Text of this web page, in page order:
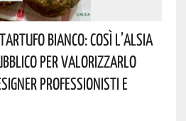
Bianco: Così L’Alsia
Per Valorizzarlo
Professionisti E